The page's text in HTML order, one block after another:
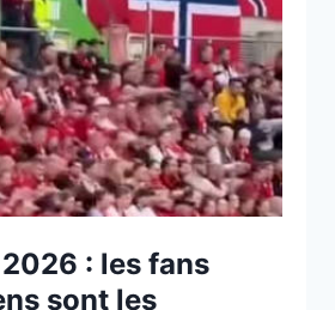
: les fans
sont les